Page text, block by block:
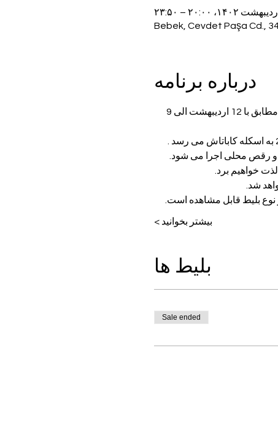
درباره برنامه
و رقص محلی اجرا می شود.
خواهیم برد.
شد.
بلیط قابل مشاهده است.
بیشتر بخوانید >
بلیط ها
Sale ended